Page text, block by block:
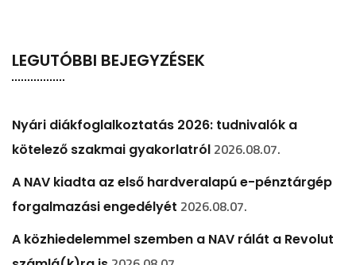
LEGUTÓBBI BEJEGYZÉSEK
Nyári diákfoglalkoztatás 2026: tudnivalók a
kötelező szakmai gyakorlatról 2026.08.07.
A NAV kiadta az első hardveralapú e-pénztárgép
forgalmazási engedélyét 2026.08.07.
A közhiedelemmel szemben a NAV rálát a Revolut